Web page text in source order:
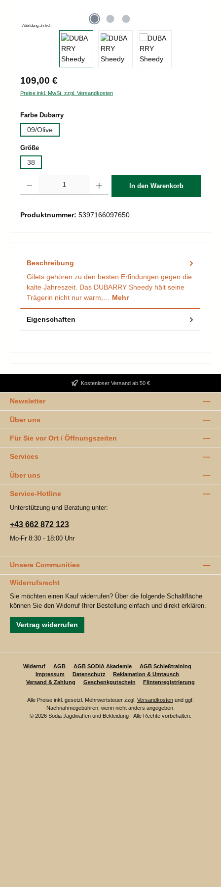
Abbildung ähnlich
Regulärer Preis:
109,00 €
Preise inkl. MwSt. zzgl. Versandkosten
Farbe Dubarryauswählen
09/Olive
Größeauswählen
38
In den Warenkorb
Produktnummer: 5397166097650
Beschreibung
Gilets gehören zu den besten Erfindungen gegen die
kalte Jahreszeit. Das DUBARRY Sheedy hält seine
Trägerin nicht nur warm,… Mehr
Eigenschaften
Kostenloser Versand ab 50 €
Newsletter
Über uns
Für Sie vor Ort / Öffnungszeiten
Services
Über uns
Service-Hotline
Unterstützung und Beratung unter:
+43 662 872 123
Mo-Fr 8:30 - 18:00 Uhr
Unsere Communities
Widerrufsrecht
Sie möchten einen Kauf widerrufen? Über die folgende Schaltfläche
können Sie den Widerruf Ihrer Bestellung einfach und direkt erklären.
Vertrag widerrufen
Widerruf AGB AGB SODIA Akademie
AGB Schießtraining
Impressum
Datenschutz
Reklamation & Umtausch
Versand & Zahlung
Geschenkgutschein Flintenregistrierung
Alle Preise inkl. gesetzl. Mehrwertsteuer zzgl. Versandkosten und ggf.
Nachnahmegebühren, wenn nicht anders angegeben.
© 2026 Sodia Jagdwaffen und Bekleidung - Alle Rechte vorbehalten.